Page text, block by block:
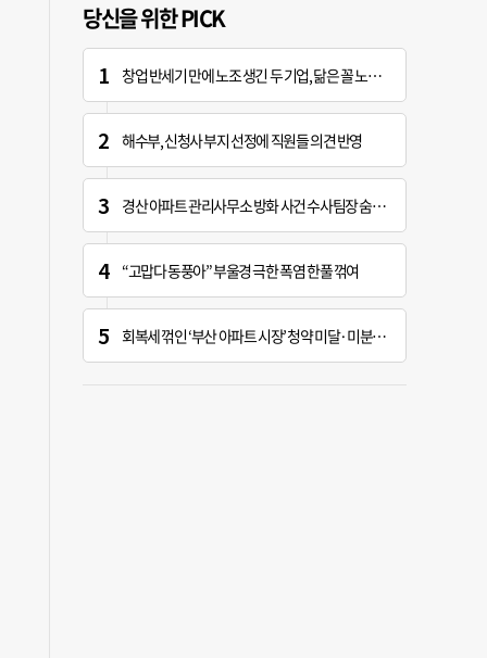
당신을 위한 PICK
창업 반세기 만에 노조 생긴 두 기업, 닮은 꼴 노사 갈등
해수부, 신청사 부지 선정에 직원들 의견 반영
경산 아파트 관리사무소 방화 사건 수사팀장 숨진 채 발견
“고맙다 동풍아” 부울경 극한 폭염 한풀 꺾여
회복세 꺾인 ‘부산 아파트 시장’ 청약 미달·미분양 심화